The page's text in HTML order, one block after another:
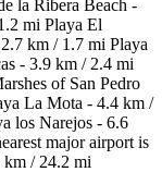
la Ribera Beach -
mi Playa El
km / 1.7 mi Playa
- 3.9 km / 2.4 mi
of San Pedro
La Mota - 4.4 km /
los Narejos - 6.6
major airport is
/ 24.2 mi